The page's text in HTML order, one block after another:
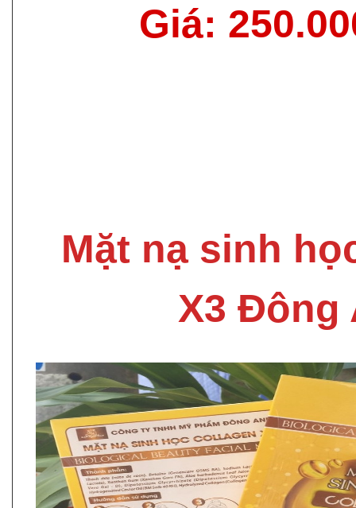
Giá:
Mặt nạ sinh
X3 Đông